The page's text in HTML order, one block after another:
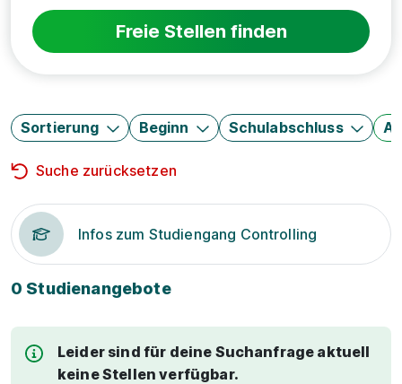
Freie Stellen finden
Sortierung Beginn Schulabschluss
Suche zurücksetzen
Infos zum Studiengang Controlling
0 Studienangebote
Leider sind für deine Suchanfrage aktuell
keine Stellen verfügbar.